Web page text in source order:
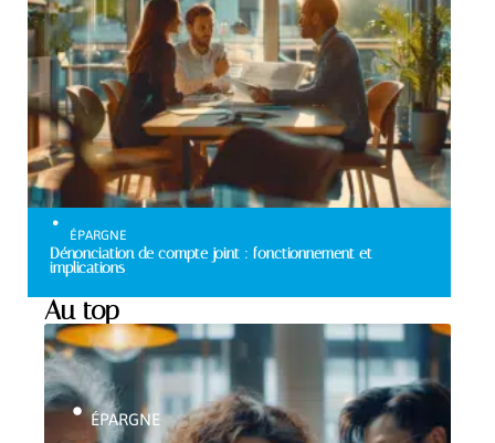
ÉPARGNE
Dénonciation de compte joint : fonctionnement et
implications
Au top
ÉPARGNE